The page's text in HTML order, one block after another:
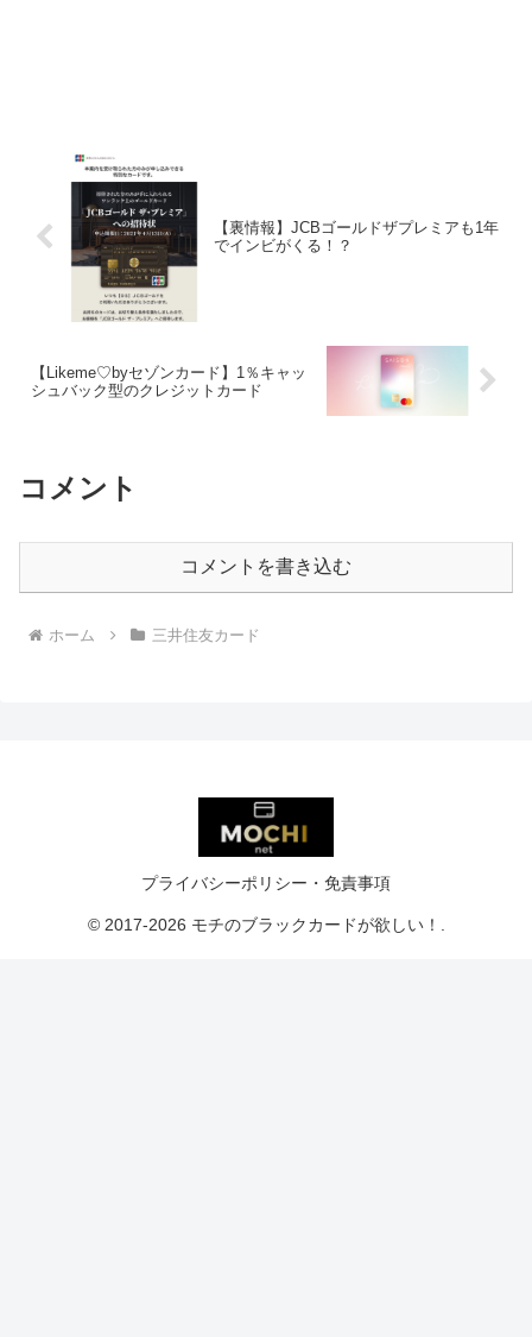
【裏情報】JCBゴールドザプレミアも1年
でインビがくる！？
【Likeme♡byセゾンカード】1％キャッ
シュバック型のクレジットカード
コメント
コメントを書き込む
ホーム 三井住友カード
プライバシーポリシー・免責事項
© 2017-2026 モチのブラックカードが欲しい！.